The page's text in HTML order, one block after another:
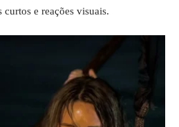
e reações visuais.